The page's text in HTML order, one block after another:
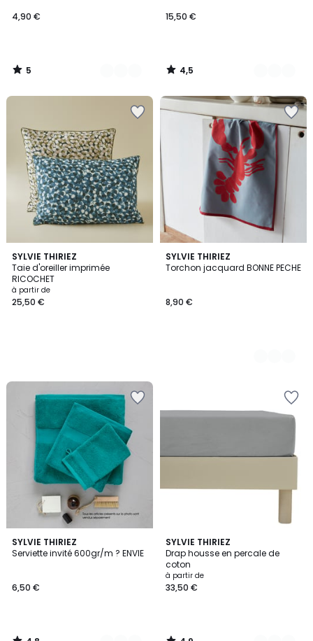
4,90 €
5
/
15,50 €
4,5
/
SYLVIE THIRIEZ
Taie d'oreiller imprimée
RICOCHET
à partir de
25,50 €
SYLVIE THIRIEZ
Torchon jacquard BONNE PECHE
8,90 €
2
Couleurs
SYLVIE THIRIEZ
Serviette invité 600gr/m ? ENVIE
6,50 €
4,8
/ 5
15
Couleurs
SYLVIE THIRIEZ
Drap housse en percale de
coton
à partir de
33,50 €
4,9
/ 5
16
Couleurs